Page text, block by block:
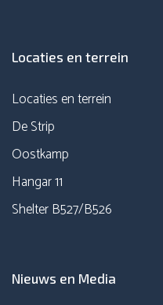
Locaties en terrein
Locaties en terrein
De Strip
Oostkamp
Hangar 11
Shelter B527/B526
Nieuws en Media